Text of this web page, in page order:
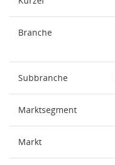
Branche
Subbranche
Marktsegment
Markt